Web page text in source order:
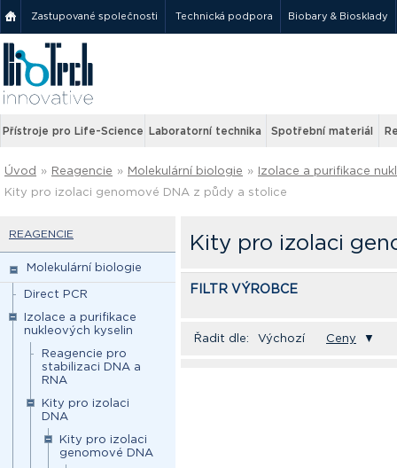
Zastupované společnosti Technická podpora Biobary & Biosklady
Přístroje pro Life-Science Laboratorní technika Spotřební materiál
Úvod » Reagencie » Molekulární biologie » Izolace a purifikace
Kity pro izolaci genomové DNA z půdy a stolice
REAGENCIE
Molekulární biologie
Direct PCR
Izolace a purifikace
nukleových kyselin
Reagencie pro
stabilizaci DNA a
RNA
Kity pro izolaci
DNA
Kity pro izolaci
genomové DNA
Kity pro izolaci
FILTR VÝROBCE
Řadit dle: Výchozí Ceny ▼